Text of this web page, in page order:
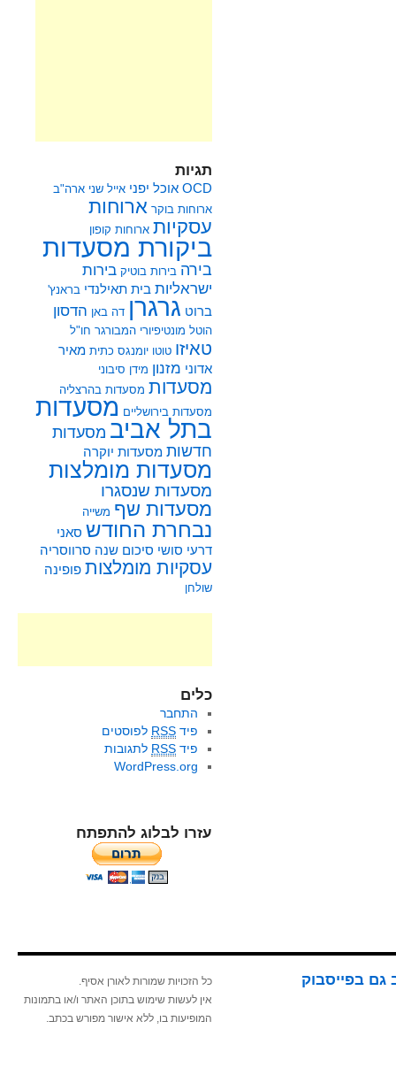
תגיות
OCD אוכל יפני אייל שני ארה"ב
ארוחות בוקר ארוחות
עסקיות ארוחות קופון
ביקורת מסעדות
בירה בירות בוטיק בירות
ישראליות בית תאילנדי בראנץ'
ברוט גרגרן דה באן הדסון
הוטל מונטיפיורי המבורגר חו"ל
טאיזו טוטו יומנגס כתית מאיר
אדוני מזנון מידן סיבוני
מסעדות מסעדות בהרצליה
מסעדות בירושליים מסעדות
בתל אביב מסעדות
חדשות מסעדות יוקרה
מסעדות מומלצות
מסעדות שנסגרו
מסעדות שף משייה
נבחרת החודש סאני
דרעי סושי סיכום שנה סרווסריה
עסקיות מומלצות פופינה
שולחן
כלים
התחבר
פיד RSS לפוסטים
פיד RSS לתגובות
WordPress.org
עזרו לבלוג להתפתח
גם בפייסבוק
כל הזכויות שמורות לאורן אסיף.
אין לעשות שימוש בתוכן האתר ו/או בתמונות
המופיעות בו, ללא אישור מפורש בכתב.